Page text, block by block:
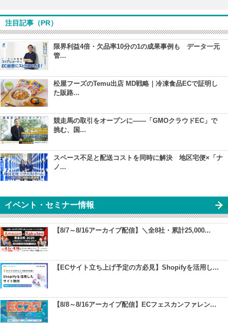
注目記事（PR）
限界利益4倍・欠品率10分の1の成果事例も データ一元
管...
松屋フーズのTemu出店 MD戦略｜冷凍食品ECで証明し
た販路...
競走馬の取引をオープンに――「GMOクラウドEC」で
挑む、国...
スペース不足と配送コストを同時に解決 地区宅便×「ナ
ノ...
イベント・セミナー情報
【8/7～8/16アーカイブ配信】＼全8社・累計25,000...
【ECサイト立ち上げ予定の方必見】Shopifyを活用し...
【8/8～8/16アーカイブ配信】ECフェスカンファレン...